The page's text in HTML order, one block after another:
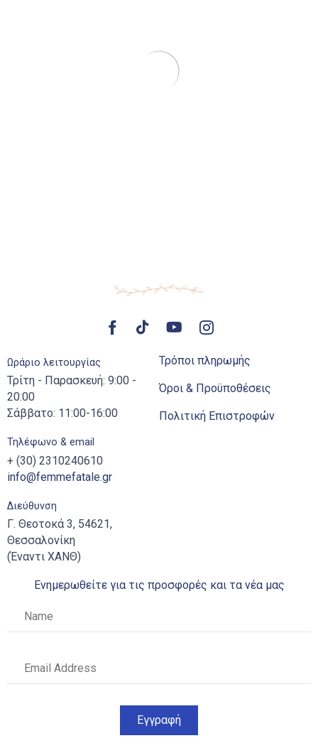
Ωράριο λειτουργίας
Τρίτη - Παρασκευή: 9:00 -
20:00
Σάββατο: 11:00-16:00
Τηλέφωνο & email
+ (30) 2310240610
info@femmefatale.gr
Διεύθυνση
Γ. Θεοτοκά 3, 54621,
Θεσσαλονίκη
(Έναντι ΧΑΝΘ)
Τρόποι πληρωμής
Όροι & Προϋποθέσεις
Πολιτική Επιστροφών
Ενημερωθείτε για τις προσφορές και τα νέα μας
Εγγραφή